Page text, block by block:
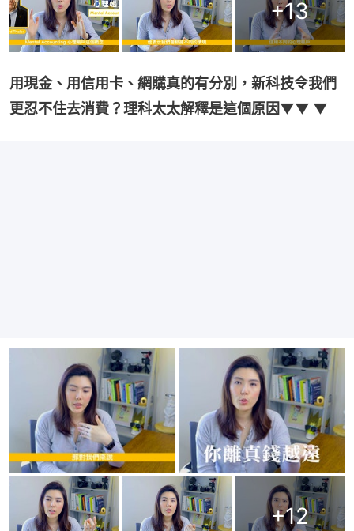
+13
用現金、用信用卡、網購真的有分別，新科技令我們
更忍不住去消費？理科太太解釋是這個原因▼▼ ▼
+12